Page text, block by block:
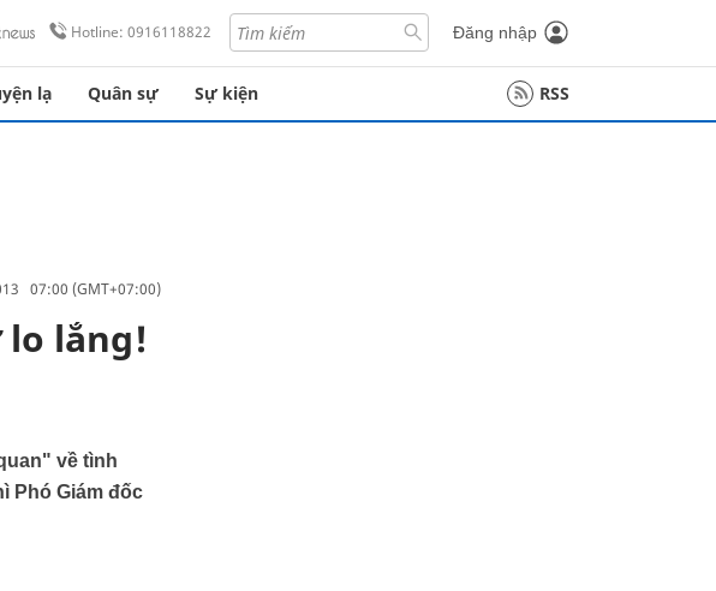
Hotline: 0916118822 Đăng nhập
lạ Quân sự Sự kiện RSS
07:00 (GMT+07:00)
lo lắng!
về tình
Phó Giám đốc